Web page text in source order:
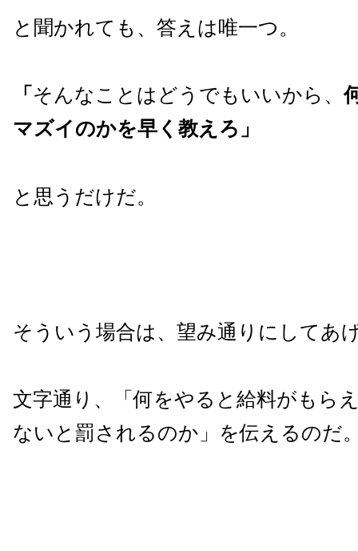
と聞かれても、答えは唯一つ。
「 そんなことはどうでもいいから、
マズイのかを早く教えろ」
と思うだけだ。
そういう場合は、望み通りにしてあ
文字通り、「何をやると給料がもら
ないと罰されるのか」を伝えるのだ